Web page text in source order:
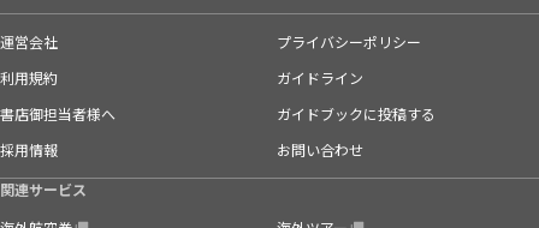
運営会社
プライバシーポリシー
利用規約
ガイドライン
書店御担当者様へ
ガイドブックに投稿する
採用情報
お問い合わせ
関連サービス